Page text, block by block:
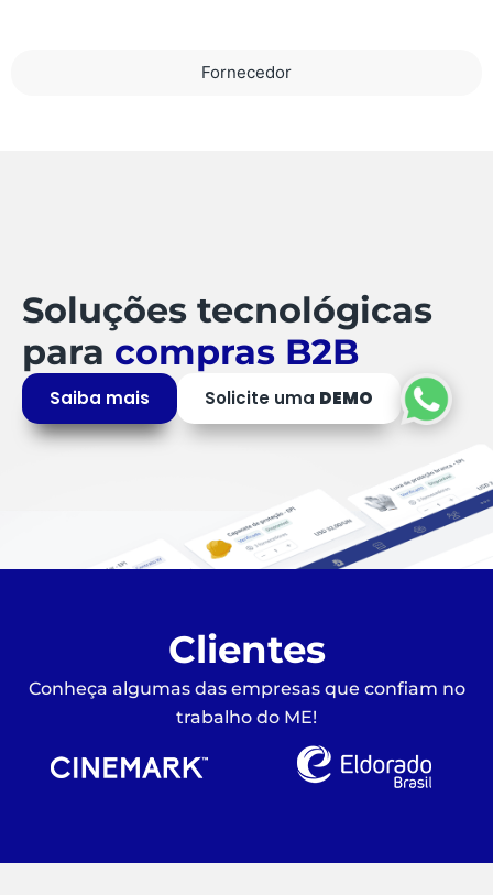
Fornecedor
Soluções tecnológicas
para compras B2B
Saiba mais Solicite uma DEMO
Clientes
Conheça algumas das empresas que confiam no
trabalho do ME!